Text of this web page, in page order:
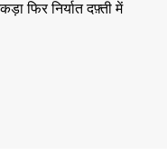
फिर निर्यात दफ़्ती में